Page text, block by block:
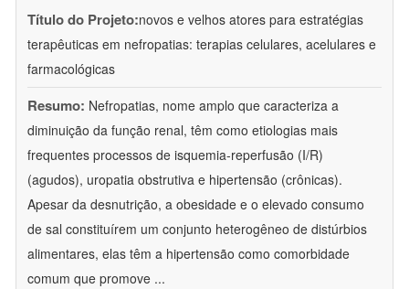
Título do Projeto:novos e velhos atores para estratégias
terapêuticas em nefropatias: terapias celulares, acelulares e
farmacológicas
Resumo: Nefropatias, nome amplo que caracteriza a
diminuição da função renal, têm como etiologias mais
frequentes processos de isquemia-reperfusão (I/R)
(agudos), uropatia obstrutiva e hipertensão (crônicas).
Apesar da desnutrição, a obesidade e o elevado consumo
de sal constituírem um conjunto heterogêneo de distúrbios
alimentares, elas têm a hipertensão como comorbidade
comum que promove ...